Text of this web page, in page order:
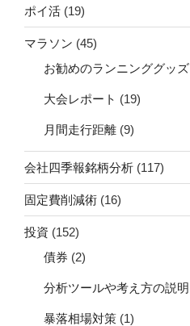
ポイ活 (19)
マラソン (45)
お勧めのランニンググッズ
大会レポート (19)
月間走行距離 (9)
会社四季報銘柄分析 (117)
固定費削減術 (16)
投資 (152)
債券 (2)
分析ツールや考え方の説明
暴落相場対策 (1)